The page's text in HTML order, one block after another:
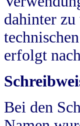
dahinter zu
erfolgt
Bei den